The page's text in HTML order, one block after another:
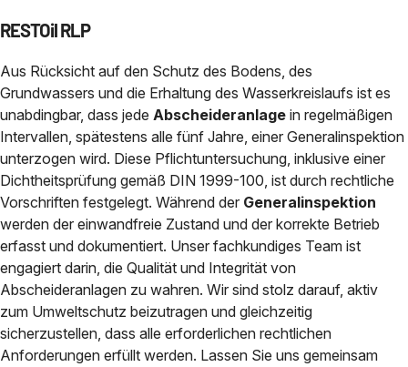
RESTOil RLP
Aus Rücksicht auf den Schutz des Bodens, des
Grundwassers und die Erhaltung des Wasserkreislaufs ist es
unabdingbar, dass jede Abscheideranlage in regelmäßigen
Intervallen, spätestens alle fünf Jahre, einer Generalinspektion
unterzogen wird. Diese Pflichtuntersuchung, inklusive einer
Dichtheitsprüfung gemäß DIN 1999-100, ist durch rechtliche
Vorschriften festgelegt. Während der Generalinspektion
werden der einwandfreie Zustand und der korrekte Betrieb
erfasst und dokumentiert. Unser fachkundiges Team ist
engagiert darin, die Qualität und Integrität von
Abscheideranlagen zu wahren. Wir sind stolz darauf, aktiv
zum Umweltschutz beizutragen und gleichzeitig
sicherzustellen, dass alle erforderlichen rechtlichen
Anforderungen erfüllt werden. Lassen Sie uns gemeinsam